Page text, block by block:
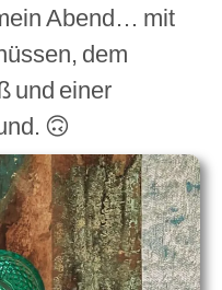
Abend… mit
dem
und einer
🙃